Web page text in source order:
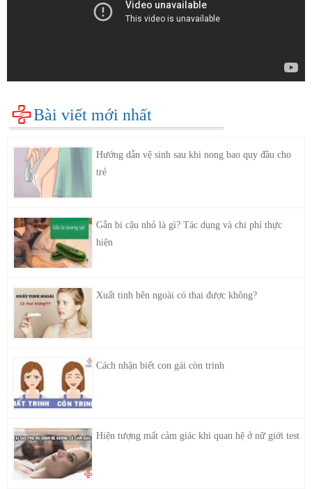
Bài viết mới nhất
Hướng dẫn vệ sinh sau khi nong bao quy đầu cho
trẻ
Gắn bi cậu nhỏ là gì? Tác dụng và chi phí thực
hiện
Xuất tinh bên ngoài có thai được không?
Cách nhận biết con gái còn trinh
Hiện tượng mất cảm giác khi quan hệ ở nữ giới test